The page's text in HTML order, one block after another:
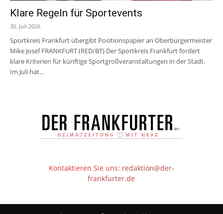
Klare Regeln für Sportevents
30. Juli 2026
Sportkreis Frankfurt übergibt Positionspapier an Oberbürgermeister
Mike Josef FRANKFURT (RED/BT) Der Sportkreis Frankfurt fordert
klare Kriterien für künftige Sportgroßveranstaltungen in der Stadt.
Im Juli hat...
Kontaktieren Sie uns: redaktion@der-
frankfurter.de